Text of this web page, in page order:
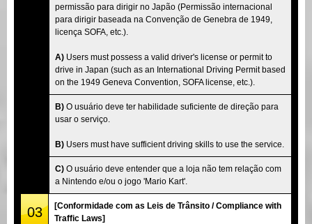
permissão para dirigir no Japão (Permissão internacional
para dirigir baseada na Convenção de Genebra de 1949,
licença SOFA, etc.).
A) Users must possess a valid driver's license or permit to
drive in Japan (such as an International Driving Permit based
on the 1949 Geneva Convention, SOFA license, etc.).
B) O usuário deve ter habilidade suficiente de direção para
usar o serviço.
B) Users must have sufficient driving skills to use the service.
C) O usuário deve entender que a loja não tem relação com
a Nintendo e/ou o jogo 'Mario Kart'.
03
[Conformidade com as Leis de Trânsito / Compliance with
Traffic Laws]